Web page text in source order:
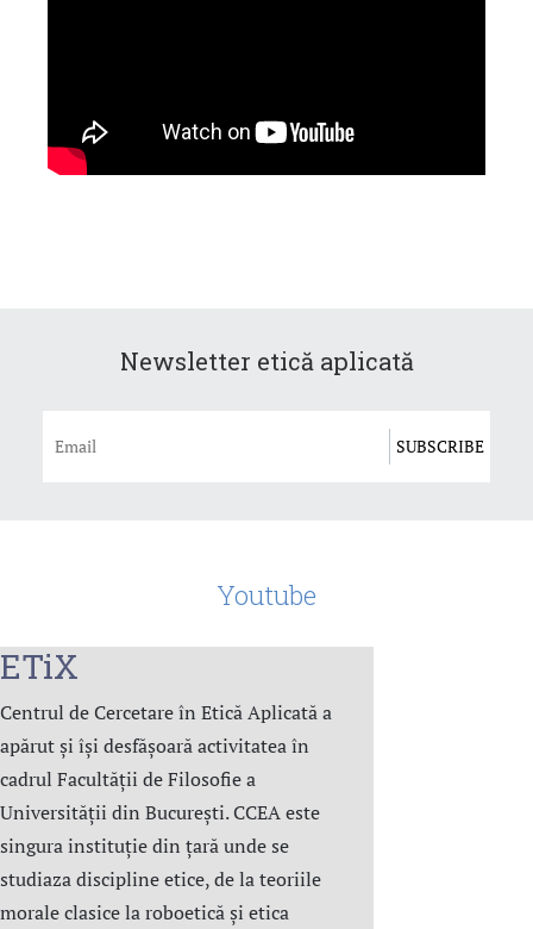
Newsletter etică aplicată
Youtube
ETiX
Centrul de Cercetare în Etică Aplicată a
apărut și își desfășoară activitatea în
cadrul Facultății de Filosofie a
Universității din București. CCEA este
singura instituție din țară unde se
studiaza discipline etice, de la teoriile
morale clasice la roboetică și etica